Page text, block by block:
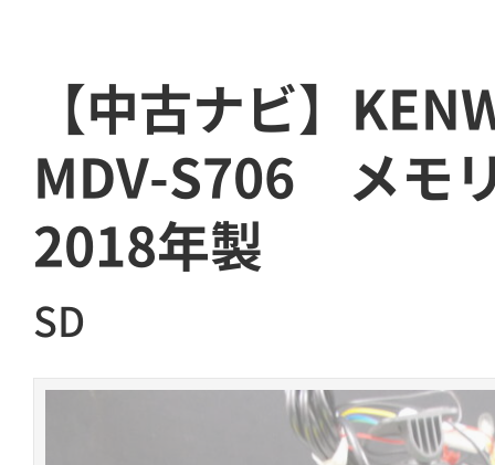
【中古ナビ】
MDV-S706 メモ
2018年製
SD